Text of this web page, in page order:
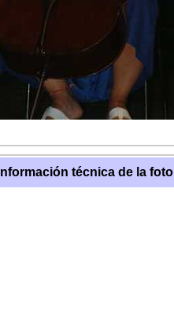
Información técnica de la foto